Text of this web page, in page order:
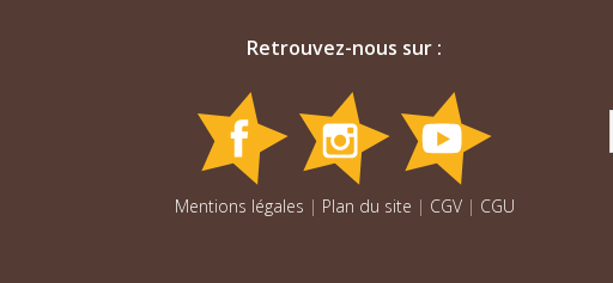
Retrouvez-nous sur :
Mentions légales | Plan du site | CGV| CGU